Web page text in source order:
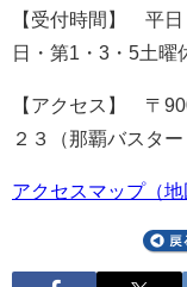
【受付時間】 平
日・第1・3・5土曜
【アクセス】 〒
２３（那覇バスター
アクセスマップ（